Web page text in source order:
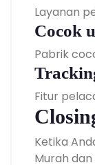
Layanan
Cocok
Pabrik
Fitur
Ketika
Murah